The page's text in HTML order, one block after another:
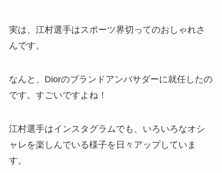
実は、江村選手はスポーツ界切ってのおしゃれさ
んです。
なんと、Diorのブランドアンバサダーに就任したの
です。すごいですよね！
江村選手はインスタグラムでも、いろいろなオシ
ャレを楽しんでいる様子を日々アップしていま
す。